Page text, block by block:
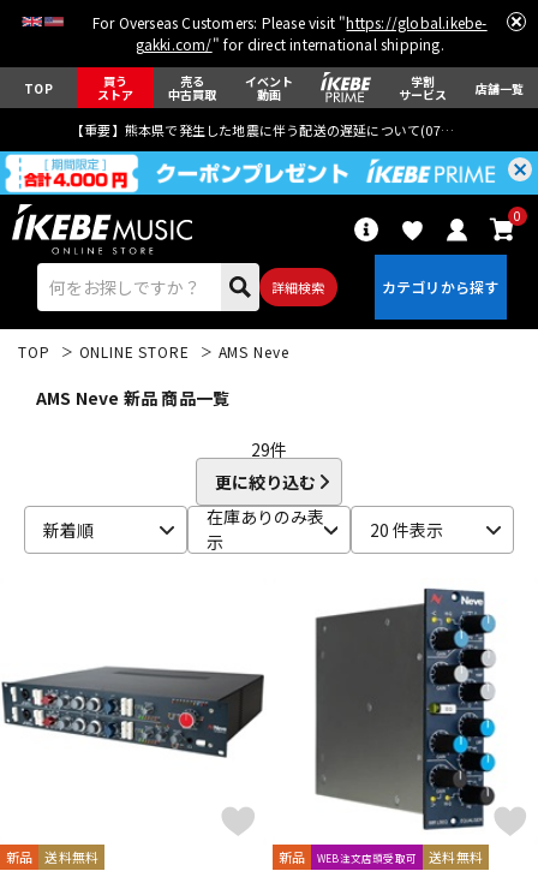
For Overseas Customers: Please visit "https://global.ikebe-
gakki.com/" for direct international shipping.
TOP 買う
ストア
売る
中古買取
イベント
動画
学割
サービス 店舗一覧
【重要】熊本県で発生した地震に伴う配送の遅延について(07月29日
詳細検索
0
パーカッション
キーボード
その他楽器
TOP ONLINE STORE AMS Neve
AMS Neve 新品 商品一覧
29件
更に絞り込む
新着順
在庫ありのみ表
示
20 件表示
新品 送料無料 新品 WEB注文店頭受取可 送料無料